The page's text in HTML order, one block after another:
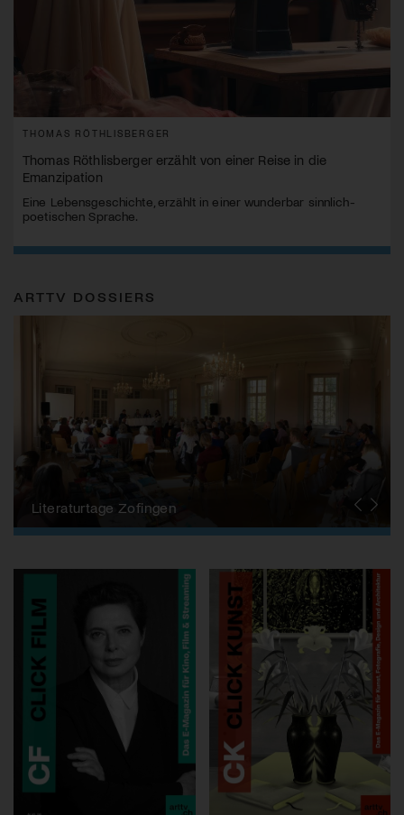
THOMAS RÖTHLISBERGER
Thomas Röthlisberger erzählt von einer Reise in die
Emanzipation
Eine Lebensgeschichte, erzählt in einer wunderbar sinnlich-
poetischen Sprache.
ARTTV DOSSIERS
Autor:innen aus der Schweiz
Literaturtage Zofingen
Büchersommer
Kunst & Fotobücher
Buchtipps